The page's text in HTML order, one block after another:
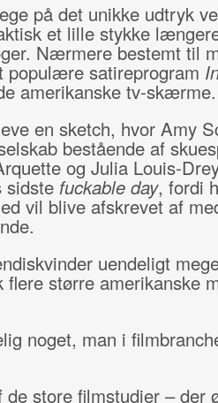
på det unikke udtryk
et lille stykke
Nærmere bestemt til
populære satireprogram
amerikanske tv-skærme.
en sketch, hvor Amy
bestående af
og Julia Louis-
fuckable day, fordi
vil blive afskrevet af
uendeligt
flere større amerikanske
noget, man i
store filmstudier – der